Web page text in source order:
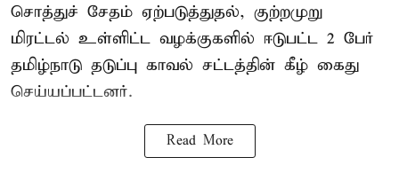
சொத்துச் சேதம் ஏற்படுத்துதல், குற்றமுறு
மிரட்டல் உள்ளிட்ட வழக்குகளில் ஈடுபட்ட 2 பேர்
தமிழ்நாடு தடுப்பு காவல் சட்டத்தின் கீழ் கைது
செய்யப்பட்டனர்.
Read More